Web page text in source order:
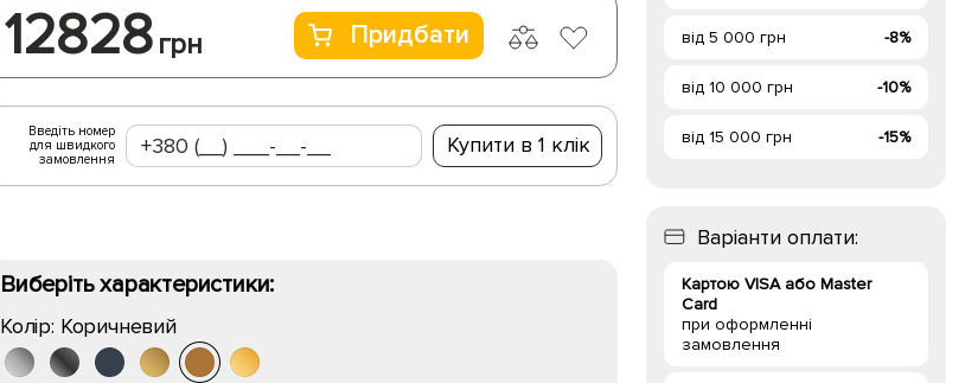
12828 грн Придбати
Введіть номер
для швидкого
замовлення
Купити в 1 клік
Виберіть характеристики:
Колір: Коричневий
від 5 000 грн -8%
від 10 000 грн -10%
від 15 000 грн -15%
Варіанти оплати:
Картою VISA або Master
Card
при оформленні
замовлення